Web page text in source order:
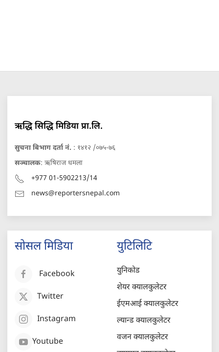
ऋद्धि सिद्धि मिडिया प्रा.लि.
सुचना बिभाग दर्ता नं. : १४१२ /०७५-७६
सञ्चालक: ऋषिराज धमला
+977 01-5902213/14
news@reportersnepal.com
सोसल मिडिया
Facebook
Twitter
Instagram
Youtube
युटिलिटि
युनिकोड
शेयर क्यालकुलेटर
ईएमआई क्यालकुलेटर
ल्यान्ड क्यालकुलेटर
वजन क्यालकुलेटर